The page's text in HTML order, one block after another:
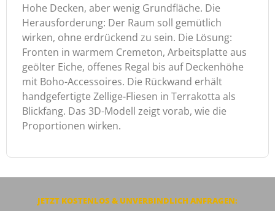
Hohe Decken, aber wenig Grundfläche. Die
Herausforderung: Der Raum soll gemütlich
wirken, ohne erdrückend zu sein. Die Lösung:
Fronten in warmem Cremeton, Arbeitsplatte aus
geölter Eiche, offenes Regal bis auf Deckenhöhe
mit Boho-Accessoires. Die Rückwand erhält
handgefertigte Zellige-Fliesen in Terrakotta als
Blickfang. Das 3D-Modell zeigt vorab, wie die
Proportionen wirken.
JETZT KOSTENLOS & UNVERBINDLICH ANFRAGEN: